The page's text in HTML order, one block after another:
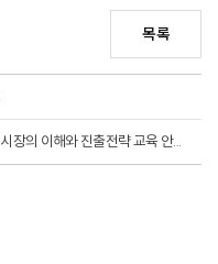
목록
한국원자력협력재단, 베트남 시장의 이해와 진출전략 교육 안내 (11.28)